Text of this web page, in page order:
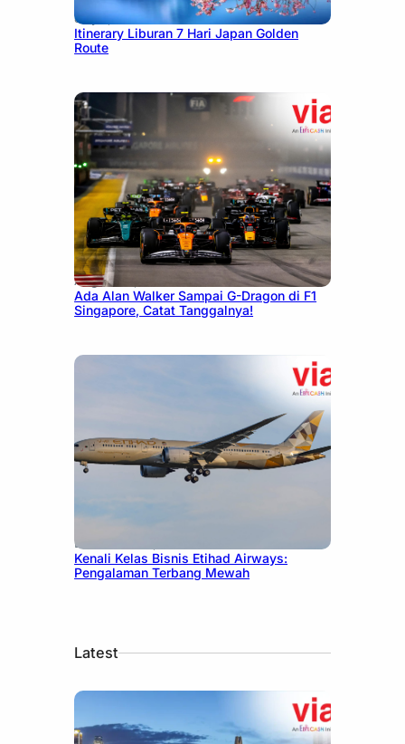
July 7, 2026
Itinerary Liburan 7 Hari Japan Golden
Route
August 13, 2025
Ada Alan Walker Sampai G-Dragon di F1
Singapore, Catat Tanggalnya!
December 27, 2024
Kenali Kelas Bisnis Etihad Airways:
Pengalaman Terbang Mewah
Latest